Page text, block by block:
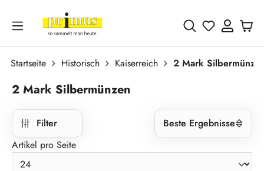
Zum Hauptinhalt springen
Du hast 0
Startseite Historisch Kaiserreich 2 Mark
2 Mark Silbermünzen
Filter
Beste Ergebnisse
Artikel pro Seite